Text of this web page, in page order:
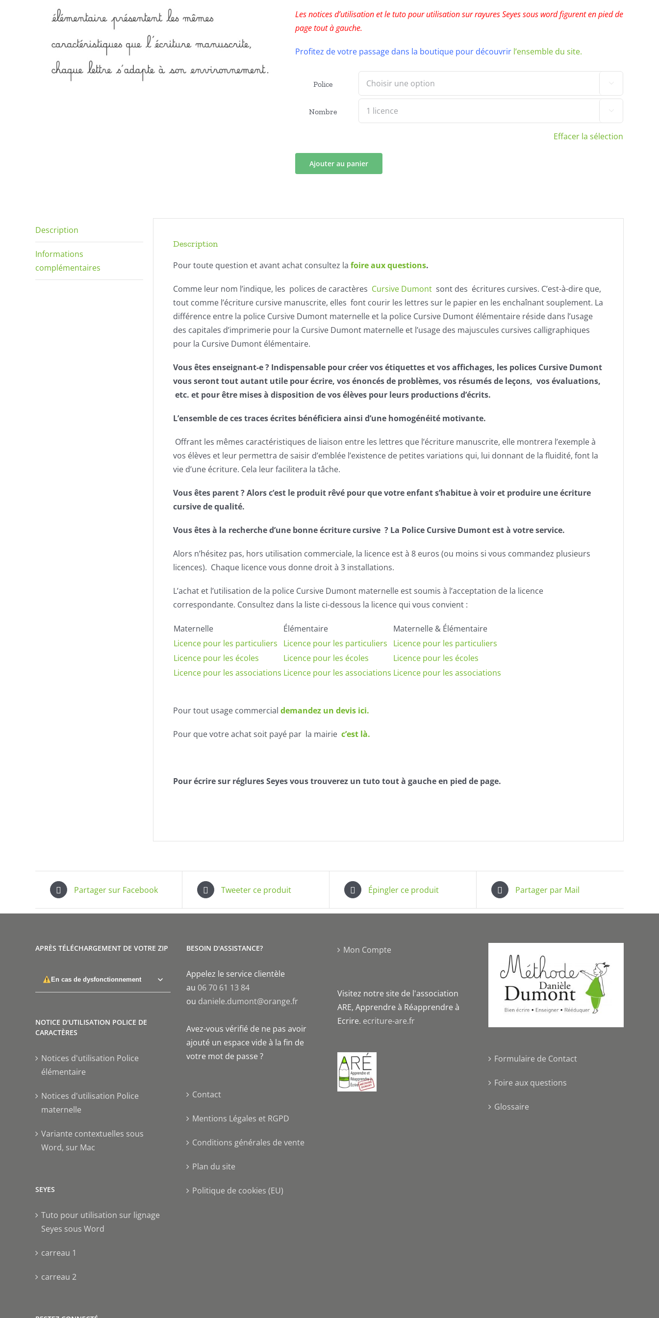
Les notices d’utilisation et le tuto pour utilisation sur rayures Seyes sous word figurent en pied de
page tout à gauche.
Profitez de votre passage dans la boutique pour découvrir l’ensemble du site.
Police 
Nombre 
Effacer la sélection
Ajouter au panier
Description
Informations
complémentaires
Description
Pour toute question et avant achat consultez la foire aux questions.
Comme leur nom l’indique, les polices de caractères Cursive Dumont sont des écritures cursives. C’est-à-dire que,
tout comme l’écriture cursive manuscrite, elles font courir les lettres sur le papier en les enchaînant souplement. La
différence entre la police Cursive Dumont maternelle et la police Cursive Dumont élémentaire réside dans l’usage
des capitales d’imprimerie pour la Cursive Dumont maternelle et l’usage des majuscules cursives calligraphiques
pour la Cursive Dumont élémentaire.
Vous êtes enseignant-e ? Indispensable pour créer vos étiquettes et vos affichages, les polices Cursive Dumont
vous seront tout autant utile pour écrire, vos énoncés de problèmes, vos résumés de leçons, vos évaluations,
etc. et pour être mises à disposition de vos élèves pour leurs productions d’écrits.
L’ensemble de ces traces écrites bénéficiera ainsi d’une homogénéité motivante.
Offrant les mêmes caractéristiques de liaison entre les lettres que l’écriture manuscrite, elle montrera l’exemple à
vos élèves et leur permettra de saisir d’emblée l’existence de petites variations qui, lui donnant de la fluidité, font la
vie d’une écriture. Cela leur facilitera la tâche.
Vous êtes parent ? Alors c’est le produit rêvé pour que votre enfant s’habitue à voir et produire une écriture
cursive de qualité.
Vous êtes à la recherche d’une bonne écriture cursive ? La Police Cursive Dumont est à votre service.
Alors n’hésitez pas, hors utilisation commerciale, la licence est à 8 euros (ou moins si vous commandez plusieurs
licences). Chaque licence vous donne droit à 3 installations.
L’achat et l’utilisation de la police Cursive Dumont maternelle est soumis à l’acceptation de la licence
correspondante. Consultez dans la liste ci-dessous la licence qui vous convient :
Maternelle Élémentaire
Maternelle & Élémentaire
Licence pour les particuliers
Licence pour les particuliers
Licence pour les particuliers
Licence pour les écoles
Licence pour les écoles
Licence pour les écoles
Licence pour les associations Licence pour les associations Licence pour les associations
Pour tout usage commercial demandez un devis ici.
Pour que votre achat soit payé par la mairie c’est là.
Pour écrire sur réglures Seyes vous trouverez un tuto tout à gauche en pied de page.
Partager sur Facebook Tweeter ce produit Épingler ce produit Partager par Mail
APRÈS TÉLÉCHARGEMENT DE VOTRE ZIP
En cas de dysfonctionnement
NOTICE D'UTILISATION POLICE DE
CARACTÈRES
Notices d'utilisation Police
élémentaire
Notices d'utilisation Police
maternelle
Variante contextuelles sous
Word, sur Mac
SEYES
Tuto pour utilisation sur lignage
Seyes sous Word
carreau 1
carreau 2
BESOIN D'ASSISTANCE?
Appelez le service clientèle
au 06 70 61 13 84
ou daniele.dumont@orange.fr
Avez-vous vérifié de ne pas avoir
ajouté un espace vide à la fin de
votre mot de passe ?
Contact
Mentions Légales et RGPD
Conditions générales de vente
Plan du site
Politique de cookies (EU)
Mon Compte
Visitez notre site de l'association
ARE, Apprendre à Réapprendre à
Ecrire. ecriture-are.fr
Formulaire de Contact
Foire aux questions
Glossaire